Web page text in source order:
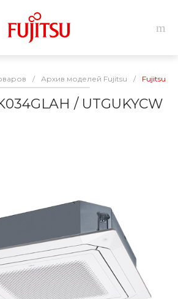
/ Архив моделей Fujitsu / Fujitsu
/ UTGUKYCW